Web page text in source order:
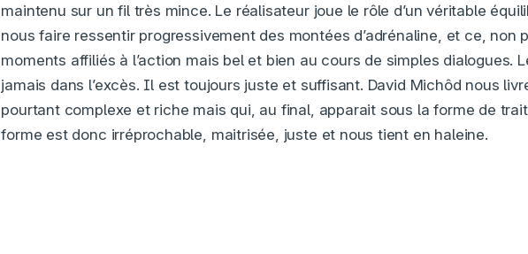
maintenu sur un fil très mince. Le réalisateur joue le rôle d’un véritable
nous faire ressentir progressivement des montées d’adrénaline, et ce, non
moments affiliés à l’action mais bel et bien au cours de simples dialogues.
jamais dans l’excès. Il est toujours juste et suffisant. David Michôd nous
pourtant complexe et riche mais qui, au final, apparait sous la forme de
forme est donc irréprochable, maitrisée, juste et nous tient en haleine.